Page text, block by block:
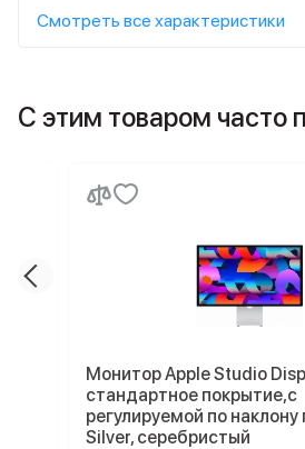
Смотреть все характеристики
С этим товаром часто
Монитор Apple Studio
стандартное покрытие,с
регулируемой по наклону
Silver, серебристый